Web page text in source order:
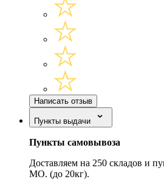
Написать отзыв
Пункты выдачи
Пункты самовывоза
Доставляем на 250 складов и
МО. (до 20кг).